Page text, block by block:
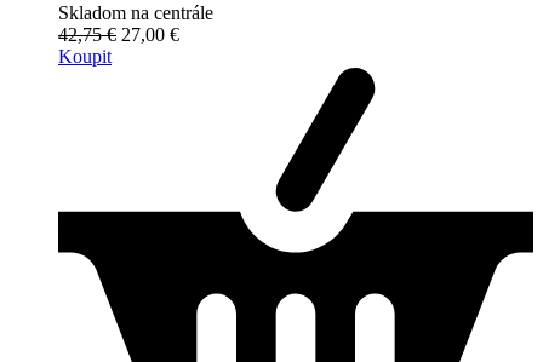
Skladom na centrále
42,75 € 27,00 €
Koupit